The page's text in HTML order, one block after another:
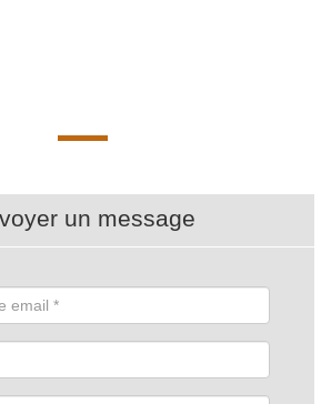
un message